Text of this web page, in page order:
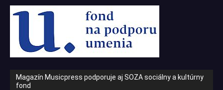
Magazín Musicpress podporuje aj SOZA sociálny a kultúrny
fond